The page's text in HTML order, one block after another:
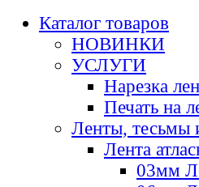
Каталог товаров
НОВИНКИ
УСЛУГИ
Нарезка
Печать на
Ленты,
Лента
03мм